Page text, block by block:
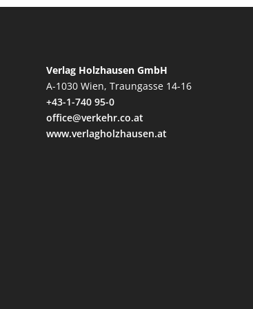
Verlag Holzhausen GmbH
A-1030 Wien, Traungasse 14-16
+43-1-740 95-0
office@verkehr.co.at
www.verlagholzhausen.at